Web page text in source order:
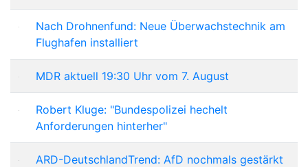
Nach Drohnenfund: Neue Überwachstechnik am
Flughafen installiert
MDR aktuell 19:30 Uhr vom 7. August
Robert Kluge: "Bundespolizei hechelt
Anforderungen hinterher"
ARD-DeutschlandTrend: AfD nochmals gestärkt